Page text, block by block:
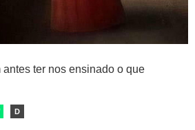
ter nos ensinado o que
D